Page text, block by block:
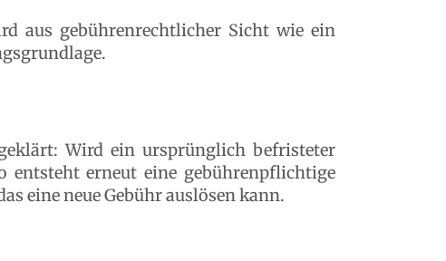
aus gebührenrechtlicher Sicht wie ein
Wird ein ursprünglich befristeter
erneut eine gebührenpflichtige
eine neue Gebühr auslösen kann.